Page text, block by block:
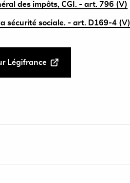
des impôts, CGI. - art. 796 (V)
sécurité sociale. - art. D169-4 (V)
Légifrance